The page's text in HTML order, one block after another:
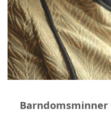
Barndomsminner